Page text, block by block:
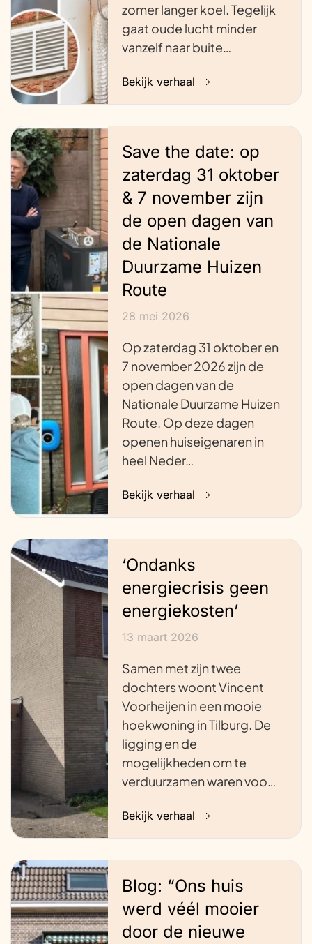
zomer langer koel. Tegelijk
gaat oude lucht minder
vanzelf naar buite…
Bekijk verhaal
Save the date: op
zaterdag 31 oktober
& 7 november zijn
de open dagen van
de Nationale
Duurzame Huizen
Route
28 mei 2026
Op zaterdag 31 oktober en
7 november 2026 zijn de
open dagen van de
Nationale Duurzame Huizen
Route. Op deze dagen
openen huiseigenaren in
heel Neder…
Bekijk verhaal
‘Ondanks
energiecrisis geen
energiekosten’
13 maart 2026
Samen met zijn twee
dochters woont Vincent
Voorheijen in een mooie
hoekwoning in Tilburg. De
ligging en de
mogelijkheden om te
verduurzamen waren voo…
Bekijk verhaal
Blog: “Ons huis
werd véél mooier
door de nieuwe